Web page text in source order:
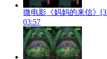
微电影《妈妈的来信》
03:57